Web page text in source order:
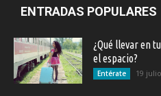
ENTRADAS POPULARES
¿Qué llevar en
el espacio?
Entérate 19